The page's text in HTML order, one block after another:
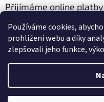
Používáme cookies,
prohlížení webu a díky
zlepšovali jeho funkce,
Vážení zákazníci, momentálně
Přijímáme online platby